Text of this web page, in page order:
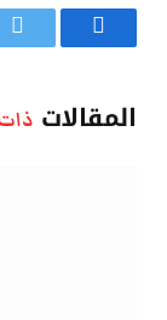
فيسبوك
المقالات